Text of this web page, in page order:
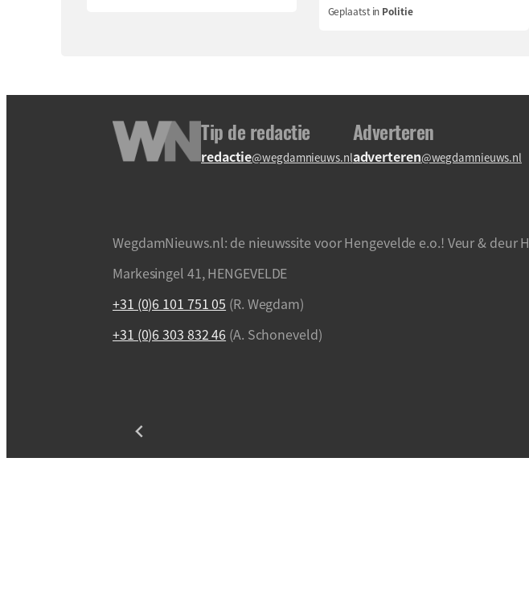
Geplaatst in Politie
Tip de redactie
redactie@wegdamnieuws.nl
Adverteren
adverteren@wegdamnieuws.nl
WegdamNieuws.nl: de nieuwssite voor Hengevelde e.o.! Veur & deur
Markesingel 41, HENGEVELDE
+31 (0)6 101 751 05 (R. Wegdam)
+31 (0)6 303 832 46 (A. Schoneveld)